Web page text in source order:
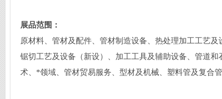
展品范围：
原材料、管材及配件、管材制造设备、热处理加工工艺
锯切工艺及设备（新设）、加工工具及辅助设备、管道和
术、*领域、管材贸易服务、型材及机械、塑料管及复合